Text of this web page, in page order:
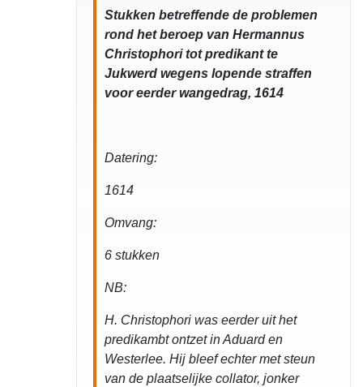
Stukken betreffende de problemen
rond het beroep van Hermannus
Christophori tot predikant te
Jukwerd wegens lopende straffen
voor eerder wangedrag, 1614
Datering:
1614
Omvang:
6 stukken
NB:
H. Christophori was eerder uit het
predikambt ontzet in Aduard en
Westerlee. Hij bleef echter met steun
van de plaatselijke collator, jonker